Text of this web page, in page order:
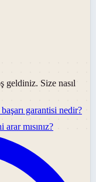
geldiniz. Size nasıl
garantisi nedir?
mısınız?